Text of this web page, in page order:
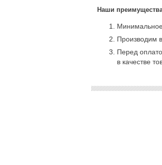
Наши
Минимальное
Производим
Перед
в качестве